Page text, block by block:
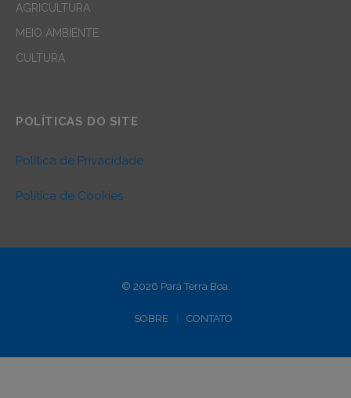
AGRICULTURA
MEIO AMBIENTE
CULTURA
POLÍTICAS DO SITE
Política de Privacidade
Política de Cookies
© 2026 Pará Terra Boa.
SOBRE CONTATO